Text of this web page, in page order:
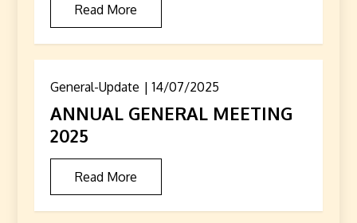
Read More
General-Update 14/07/2025
ANNUAL GENERAL MEETING
2025
Read More